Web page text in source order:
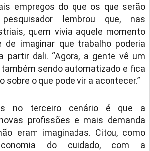
empregos do que os que serão
lembrou que, nas
quem vivia aquele momento
de imaginar que trabalho poderia
partir dali. “Agora, a gente vê um
sendo automatizado e fica
sobre o que pode vir a acontecer.”
no terceiro cenário é que a
profissões e mais demanda
eram imaginadas. Citou, como
do cuidado, com a